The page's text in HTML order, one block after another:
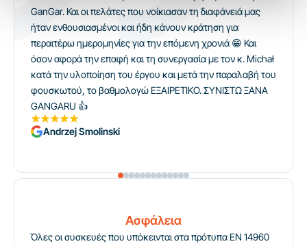
GanGar. Και οι πελάτες που νοίκιασαν τη διαφάνειά μας
ήταν ενθουσιασμένοι και ήδη κάνουν κράτηση για
περαιτέρω ημερομηνίες για την επόμενη χρονιά 😁 Και
όσον αφορά την επαφή και τη συνεργασία με τον κ. Michał
κατά την υλοποίηση του έργου και μετά την παραλαβή του
φουσκωτού, το βαθμολογώ ΕΞΑΙΡΕΤΙΚΟ. ΣΥΝΙΣΤΩ ΞΑΝΑ
GANGARU 👍
Andrzej Smolinski
Ασφάλεια
Όλες οι συσκευές που υπόκεινται στα πρότυπα EN 14960